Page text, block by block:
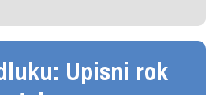
Upisni rok